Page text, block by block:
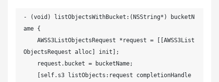
- (void) listObjectsWithBucket:(NSString*) bucketN
ame {
ObjectsRequest alloc] init];